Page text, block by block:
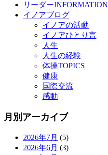
リーダーINFORMATION
イノアブログ
イノアの活動
イノアひとり言
人生
人生の経験
体操TOPICS
健康
国際交流
感動
月別アーカイブ
2026年7月 (5)
2026年6月 (3)